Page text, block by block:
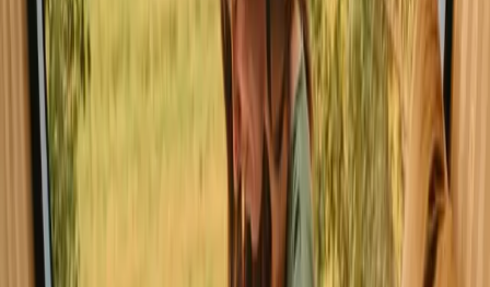
Opplev hytte-opphold i Fjord nær
naturen
Opplev magien av utendørs opphold i en hytte i Fjord. Dette
området er ideelt for de som ønsker å nyte spektakulær natur og et
variert aktivitetsutvalg. Med tre tilgjengelige hytter og fasiliteter som
dusj, peis og sauna, er det enkelt å finne et sted for avslapning og
eventyr. I Fjord finner du ulike typer hytter som varierer i størrelse,
arkitektur og fasiliteter.
Les mer
Utforsk hytter i andre regioner